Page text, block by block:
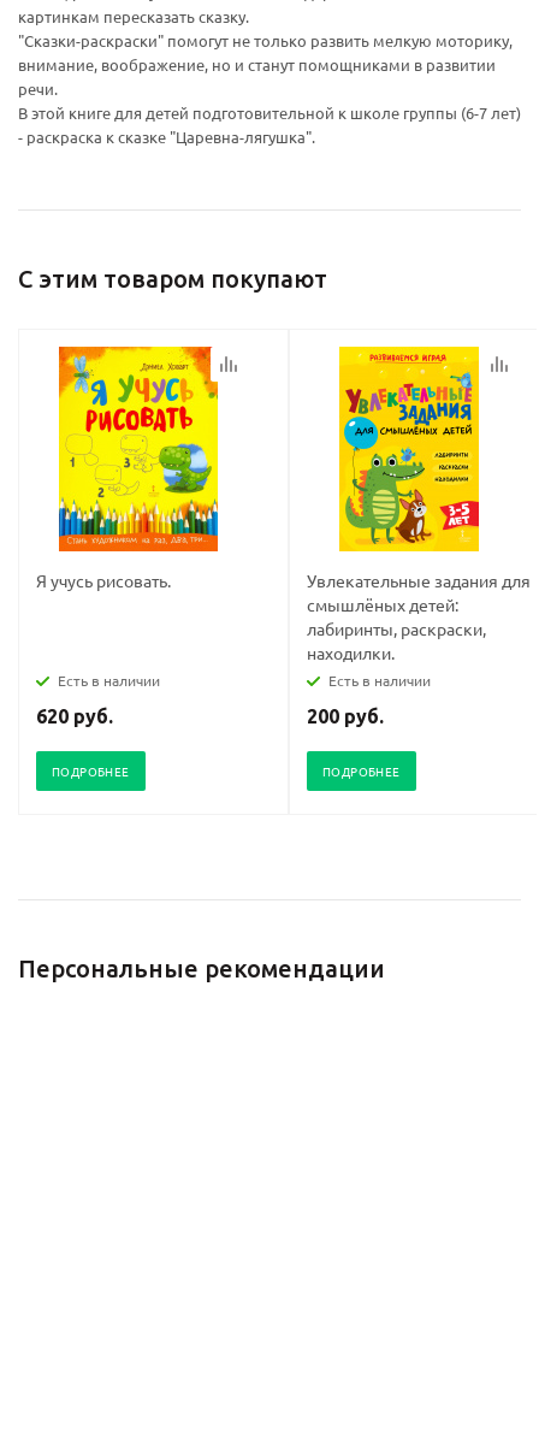
картинкам пересказать сказку.
"Сказки-раскраски" помогут не только развить мелкую моторику,
внимание, воображение, но и станут помощниками в развитии
речи.
В этой книге для детей подготовительной к школе группы (6-7 лет)
- раскраска к сказке "Царевна-лягушка".
С этим товаром покупают
Я учусь рисовать.
Есть в наличии
620 руб.
ПОДРОБНЕЕ
Увлекательные задания для
смышлёных детей:
лабиринты, раскраски,
находилки.
Есть в наличии
200 руб.
ПОДРОБНЕЕ
Персональные рекомендации
Ваш E-mail:
конфидициальности
Ваш E-mail:
конфидициальности